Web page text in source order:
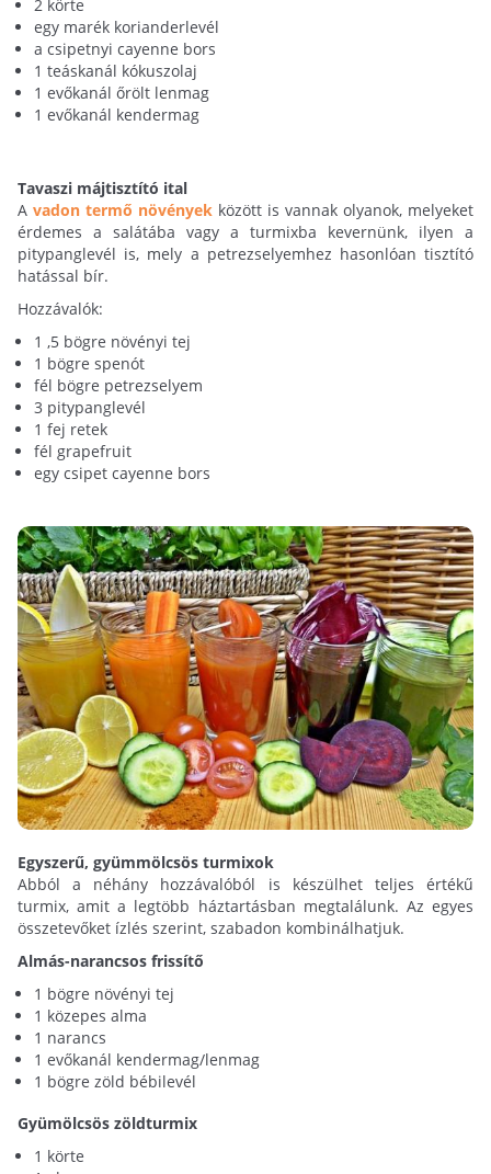
2 körte
egy marék korianderlevél
a csipetnyi cayenne bors
1 teáskanál kókuszolaj
1 evőkanál őrölt lenmag
1 evőkanál kendermag
Tavaszi májtisztító ital
A vadon termő növényekközött is vannak olyanok, melyeket
érdemes a salátába vagy a turmixba kevernünk, ilyen a
pitypanglevél is, mely a petrezselyemhez hasonlóan tisztító
hatással bír.
Hozzávalók:
1 ,5 bögre növényi tej
1 bögre spenót
fél bögre petrezselyem
3 pitypanglevél
1 fej retek
fél grapefruit
egy csipet cayenne bors
Egyszerű, gyümmölcsös turmixok
Abból a néhány hozzávalóból is készülhet teljes értékű
turmix, amit a legtöbb háztartásban megtalálunk. Az egyes
összetevőket ízlés szerint, szabadon kombinálhatjuk.
Almás-narancsos frissítő
1 bögre növényi tej
1 közepes alma
1 narancs
1 evőkanál kendermag/lenmag
1 bögre zöld bébilevél
Gyümölcsös zöldturmix
1 körte